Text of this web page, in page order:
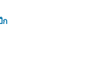
ก